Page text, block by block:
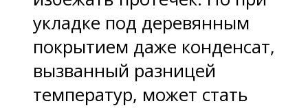
укладке под деревянным
покрытием даже конденсат,
вызванный разницей
температур, может стать